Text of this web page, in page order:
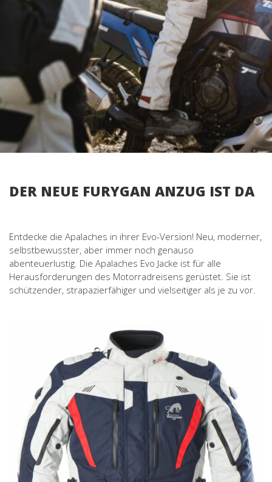
DER NEUE FURYGAN ANZUG IST DA
Entdecke die Apalaches in ihrer Evo-Version! Neu, moderner,
selbstbewusster, aber immer noch genauso
abenteuerlustig. Die Apalaches Evo Jacke ist für alle
Herausforderungen des Motorradreisens gerüstet. Sie ist
schützender, strapazierfähiger und vielseitiger als je zu vor.